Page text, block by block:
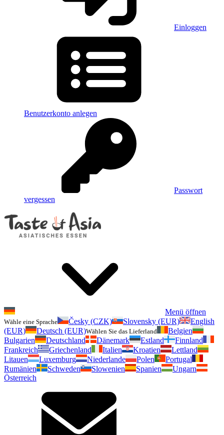
Einloggen
Benutzerkonto anlegen
Passwort
vergessen
Menü öffnen
Wähle eine Sprache Česky (CZK) Slovensky (EUR)
English
(EUR)
Deutsch (EUR)Wählen Sie das Lieferland
Belgien
Bulgarien
Deutschland Dänemark Estland
Finnland
Frankreich
Griechenland Italien Kroatien
Lettland
Litauen
Luxemburg Niederlande Polen
Portugal
Rumänien
Schweden Slowenien Spanien
Ungarn
Österreich